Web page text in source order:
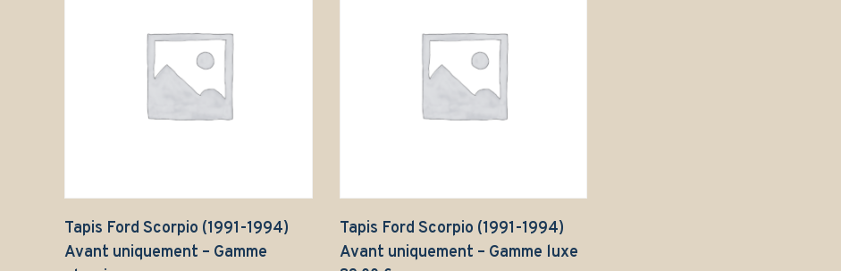
Tapis Ford Scorpio (1991-1994)
Avant uniquement – Gamme
Tapis Ford Scorpio (1991-1994)
Avant uniquement – Gamme luxe